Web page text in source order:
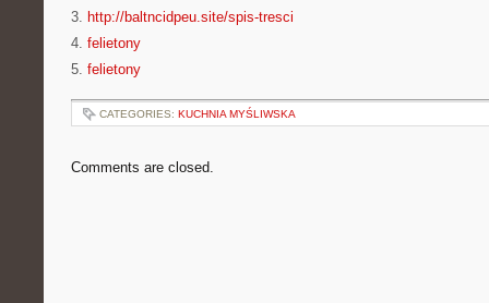
3. http://baltncidpeu.site/spis-tresci
4. felietony
5. felietony
CATEGORIES: KUCHNIA MYŚLIWSKA
Comments are closed.